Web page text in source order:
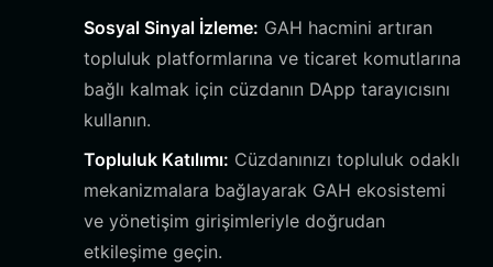
Sosyal Sinyal İzleme: GAH hacmini artıran
topluluk platformlarına ve ticaret komutlarına
bağlı kalmak için cüzdanın DApp tarayıcısını
kullanın.
Topluluk Katılımı: Cüzdanınızı topluluk odaklı
mekanizmalara bağlayarak GAH ekosistemi
ve yönetişim girişimleriyle doğrudan
etkileşime geçin.